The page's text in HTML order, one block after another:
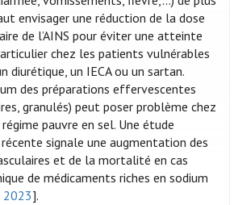
envisager une réduction de la dose
de l’AINS pour éviter une atteinte
chez les patients vulnérables
diurétique, un IECA ou un sartan.
des préparations effervescentes
granulés) peut poser problème chez
pauvre en sel. Une étude
signale une augmentation des
et de la mortalité en cas
de médicaments riches en sodium
2023].